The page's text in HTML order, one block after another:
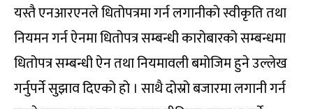
यस्तै एनआरएनले धितोपत्रमा गर्न लगानीको स्वीकृति तथा
नियमन गर्न ऐनमा धितोपत्र सम्बन्धी कारोबारको सम्बन्धमा
धितोपत्र सम्बन्धी ऐन तथा नियमावली बमोजिम हुने उल्लेख
गर्नुपर्ने सुझाव दिएको हो । साथै दोस्रो बजारमा लगानी गर्न